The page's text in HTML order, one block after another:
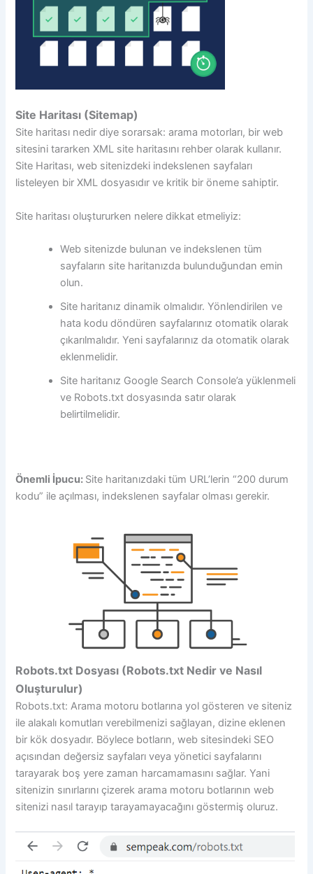
Site Haritası (Sitemap)
Site haritası nedir diye sorarsak: arama motorları, bir web
sitesini tararken XML site haritasını rehber olarak kullanır.
Site Haritası, web sitenizdeki indekslenen sayfaları
listeleyen bir XML dosyasıdır ve kritik bir öneme sahiptir.
Site haritası oluştururken nelere dikkat etmeliyiz:
Web sitenizde bulunan ve indekslenen tüm
sayfaların site haritanızda bulunduğundan emin
olun.
Site haritanız dinamik olmalıdır. Yönlendirilen ve
hata kodu döndüren sayfalarınız otomatik olarak
çıkarılmalıdır. Yeni sayfalarınız da otomatik olarak
eklenmelidir.
Site haritanız Google Search Console’a yüklenmeli
ve Robots.txt dosyasında satır olarak
belirtilmelidir.
Önemli İpucu: Site haritanızdaki tüm URL’lerin “200 durum
kodu” ile açılması, indekslenen sayfalar olması gerekir.
Robots.txt Dosyası (Robots.txt Nedir ve Nasıl
Oluşturulur)
Robots.txt: Arama motoru botlarına yol gösteren ve siteniz
ile alakalı komutları verebilmenizi sağlayan, dizine eklenen
bir kök dosyadır. Böylece botların, web sitesindeki SEO
açısından değersiz sayfaları veya yönetici sayfalarını
tarayarak boş yere zaman harcamamasını sağlar. Yani
sitenizin sınırlarını çizerek arama motoru botlarının web
sitenizi nasıl tarayıp tarayamayacağını göstermiş oluruz.